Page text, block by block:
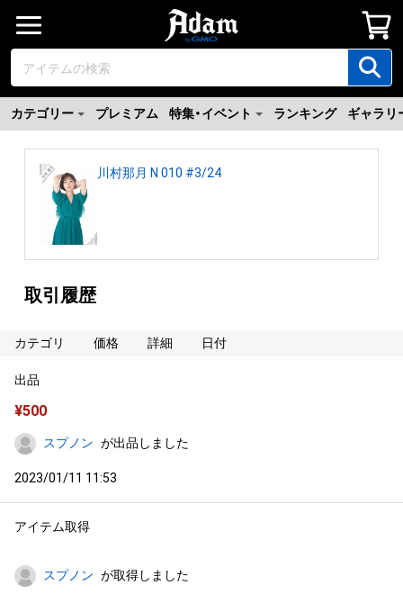
カテゴリー プレミアム 特集・イベント ランキング ギャラリ
川村那月 N 010 #3/24
取引履歴
カテゴリ 価格 詳細 日付
出品
¥500
スプノン が出品しました
2023/01/11 11:53
アイテム取得
スプノン が取得しました